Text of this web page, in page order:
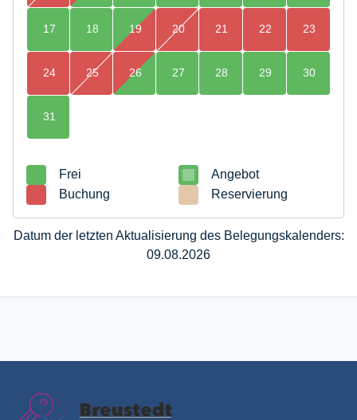
17 18 19 20 21 22 23
24 25 26 27 28 29 30
31
Frei
Angebot
Buchung
Reservierung
Datum der letzten Aktualisierung des Belegungskalenders:
09.08.2026